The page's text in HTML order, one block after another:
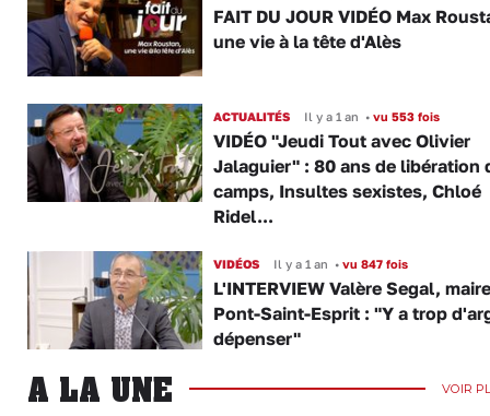
FAIT DU JOUR VIDÉO Max
une vie à la tête d'Alès
ACTUALITÉS Il y a 1 an •vu 553 fois
VIDÉO "Jeudi Tout avec Olivier
Jalaguier" : 80 ans de libération
camps, Insultes sexistes, Chloé
Ridel...
VIDÉOS Il y a 1 an •vu 847 fois
L'INTERVIEW Valère Segal,
Pont-Saint-Esprit : "Y a trop
dépenser"
A LA UNE VOIR